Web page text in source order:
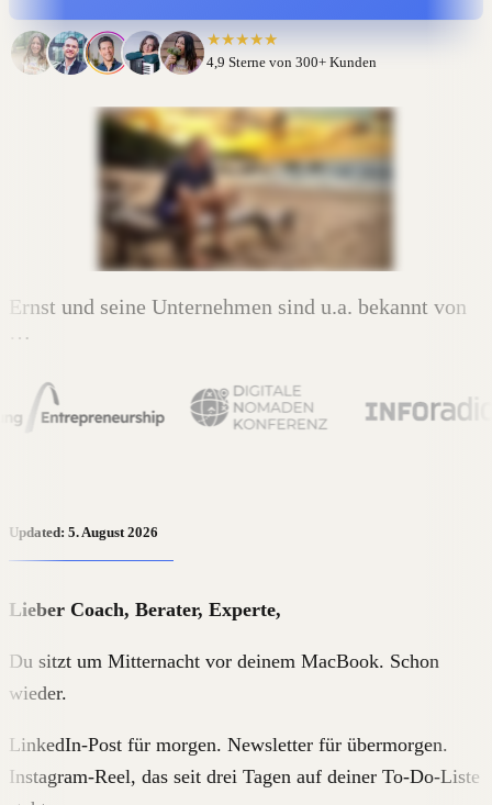
★★★★★
4,9 Sterne von 300+ Kunden
Ernst und seine Unternehmen sind u.a. bekannt von
…
Updated: 5. August 2026
Lieber Coach, Berater, Experte,
Du sitzt um Mitternacht vor deinem MacBook. Schon
wieder.
LinkedIn-Post für morgen. Newsletter für übermorgen.
Instagram-Reel, das seit drei Tagen auf deiner To-Do-Liste